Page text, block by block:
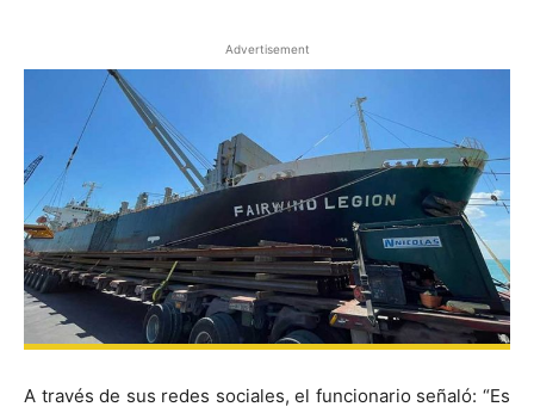
Advertisement
A través de sus redes sociales, el funcionario señaló: “Es